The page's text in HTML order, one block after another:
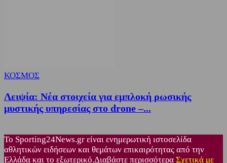
ΚΟΣΜΟΣ
Λειψία: Νέα στοιχεία για εμπλοκή ρωσικής
μυστικής υπηρεσίας στο drone –...
Το Sporting24News.gr είναι ενημερωτική ιστοσελίδα
αθλητικών ειδήσεων και θεμάτων επικαιρότητας από την
Ελλάδα και το εξωτερικό.Διαβάστε περισσότερα Σχετικά με